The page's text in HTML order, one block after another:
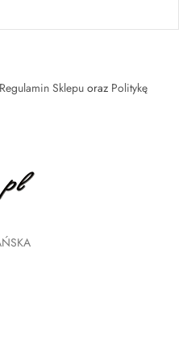
Regulamin Sklepu oraz Politykę